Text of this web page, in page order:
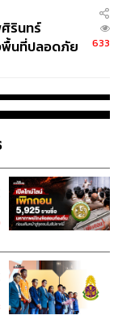
ศิรินทร์
พื้นที่ปลอดภัย
633